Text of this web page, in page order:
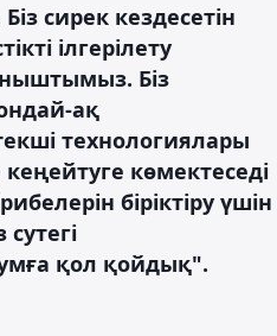
сирек кездесетін
ілгерілету
Біз
ақ
технологиялары
көмектеседі
біріктіру үшін
қол қойдық".